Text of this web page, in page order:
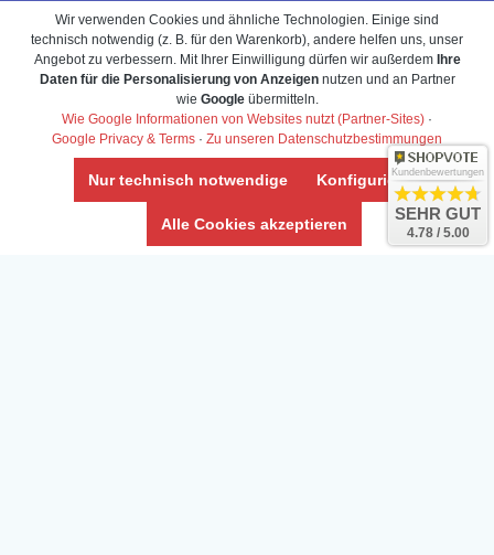
Daten­schutz­erklärung
Widerrufs­recht /Widerrufs­formular
AGB & Info
Impressum
Umwelt und Entsorgung
Vertrag widerrufen
Wir verwenden Cookies und ähnliche Technologien. Einige sind
technisch notwendig (z. B. für den Warenkorb), andere helfen uns, unser
Angebot zu verbessern. Mit Ihrer Einwilligung dürfen wir außerdem Ihre
Daten für die Personalisierung von Anzeigennutzen und an Partner
wie Googleübermitteln.
Wie Google Informationen von Websites nutzt (Partner-Sites) ·
Google Privacy & Terms · Zu unseren Datenschutzbestimmungen
Nur technisch notwendige Konfigurieren
Alle Cookies akzeptieren
Kundenbewertungen
SEHR GUT
4.78 / 5.00